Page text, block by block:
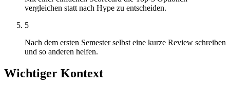
vergleichen statt nach Hype zu entscheiden.
5
Nach dem ersten Semester selbst eine kurze Review schreiben
und so anderen helfen.
Wichtiger Kontext